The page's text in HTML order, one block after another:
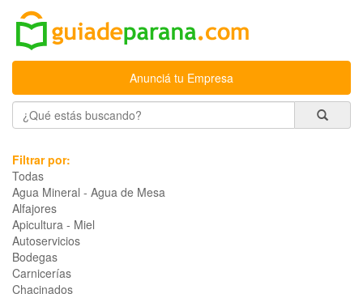
Anunciá tu Empresa
Filtrar por:
Todas
Agua Mineral - Agua de Mesa
Alfajores
Apicultura - Miel
Autoservicios
Bodegas
Carnicerías
Chacinados